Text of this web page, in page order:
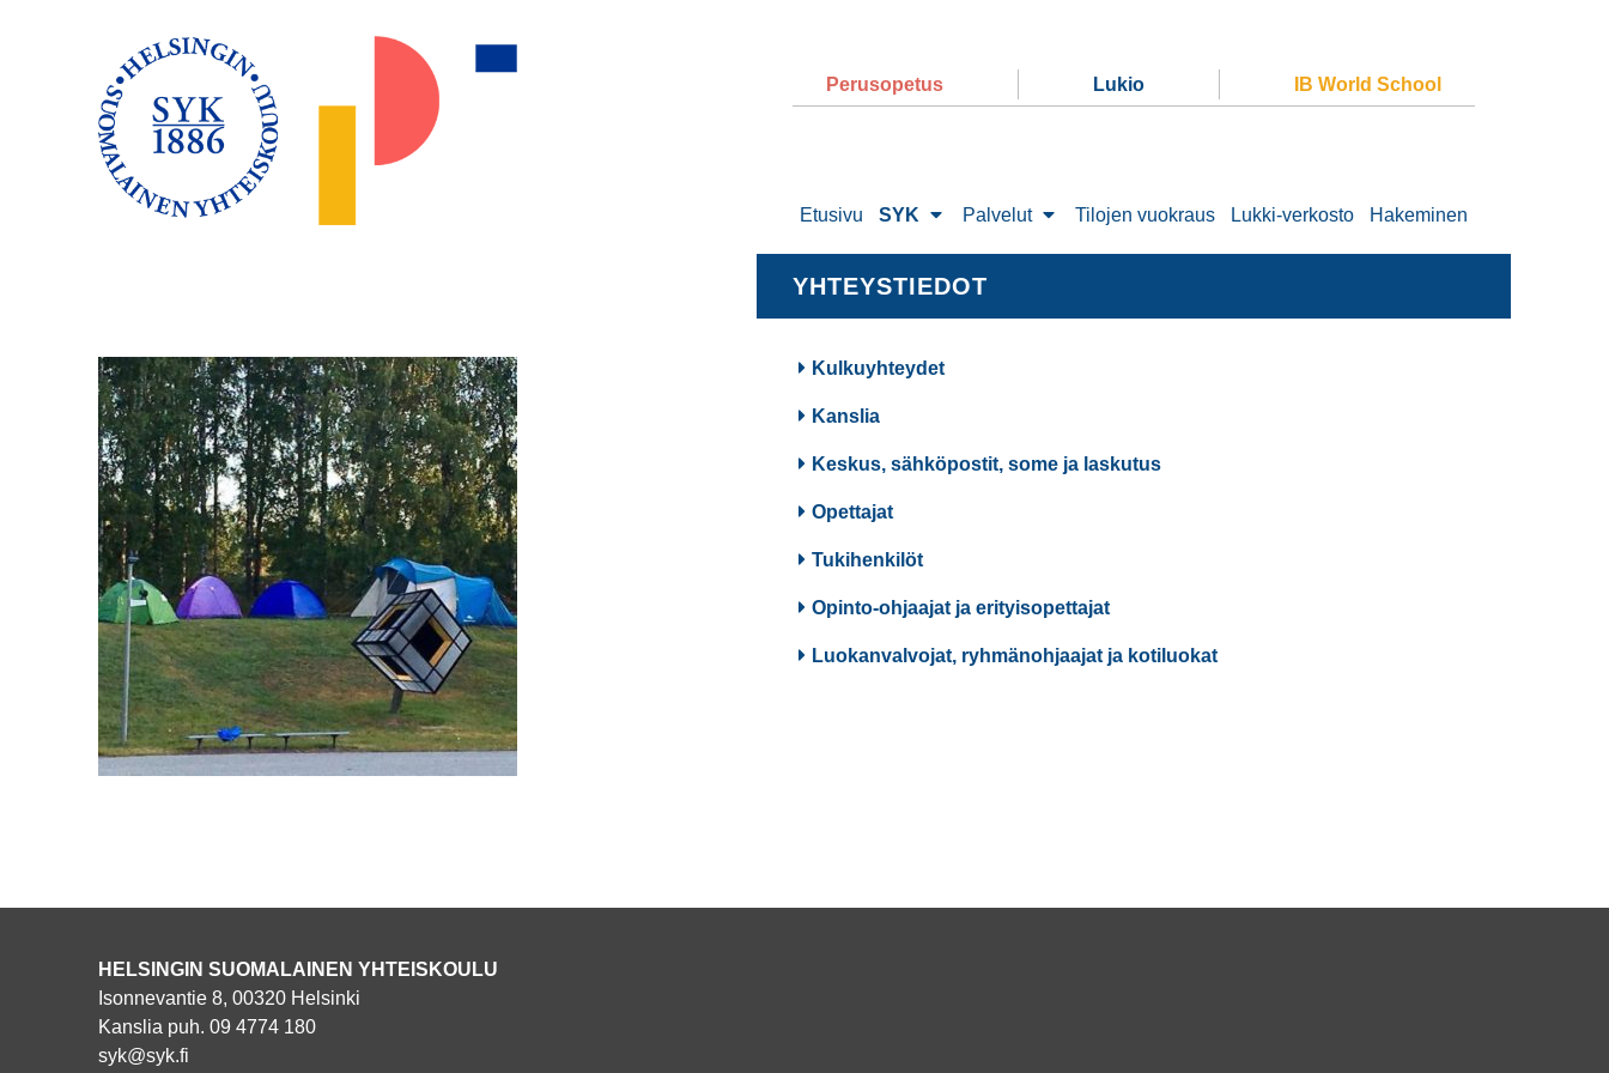
Perusopetus Lukio IB World School
Etusivu SYK Palvelut Tilojen vuokraus Lukki-verkosto Hakeminen
YHTEYSTIEDOT
Kulkuyhteydet
Kanslia
Keskus, sähköpostit, some ja laskutus
Opettajat
Tukihenkilöt
Opinto-ohjaajat ja erityisopettajat
Luokanvalvojat, ryhmänohjaajat ja kotiluokat
HELSINGIN SUOMALAINEN YHTEISKOULU
Isonnevantie 8, 00320 Helsinki
Kanslia puh. 09 4774 180
syk@syk.fi